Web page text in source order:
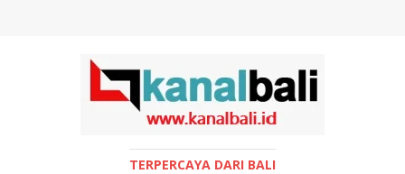
TERPERCAYA DARI BALI